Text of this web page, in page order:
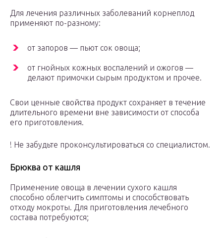
Для лечения различных заболеваний корнеплод
применяют по-разному:
от запоров — пьют сок овоща;
от гнойных кожных воспалений и ожогов —
делают примочки сырым продуктом и прочее.
Свои ценные свойства продукт сохраняет в течение
длительного времени вне зависимости от способа
его приготовления.
! Не забудьте проконсультироваться со специалистом.
Брюква от кашля
Применение овоща в лечении сухого кашля
способно облегчить симптомы и способствовать
отходу мокроты. Для приготовления лечебного
состава потребуются;